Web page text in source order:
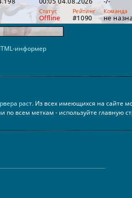
информер
раст. Из всех имеющихся на сайте
по всем меткам - используйте главную